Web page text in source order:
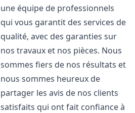
une équipe de professionnels
qui vous garantit des services de
qualité, avec des garanties sur
nos travaux et nos pièces. Nous
sommes fiers de nos résultats et
nous sommes heureux de
partager les avis de nos clients
satisfaits qui ont fait confiance à